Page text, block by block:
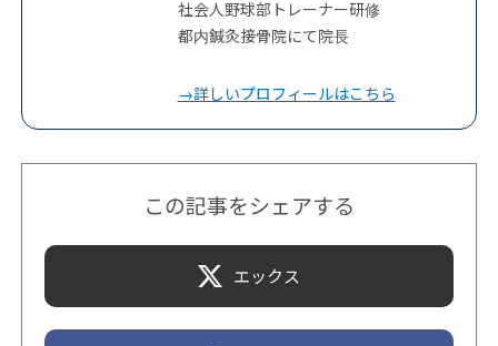
社会人野球部トレーナー研修
都内鍼灸接骨院にて院長
→詳しいプロフィールはこちら
この記事をシェアする
エックス